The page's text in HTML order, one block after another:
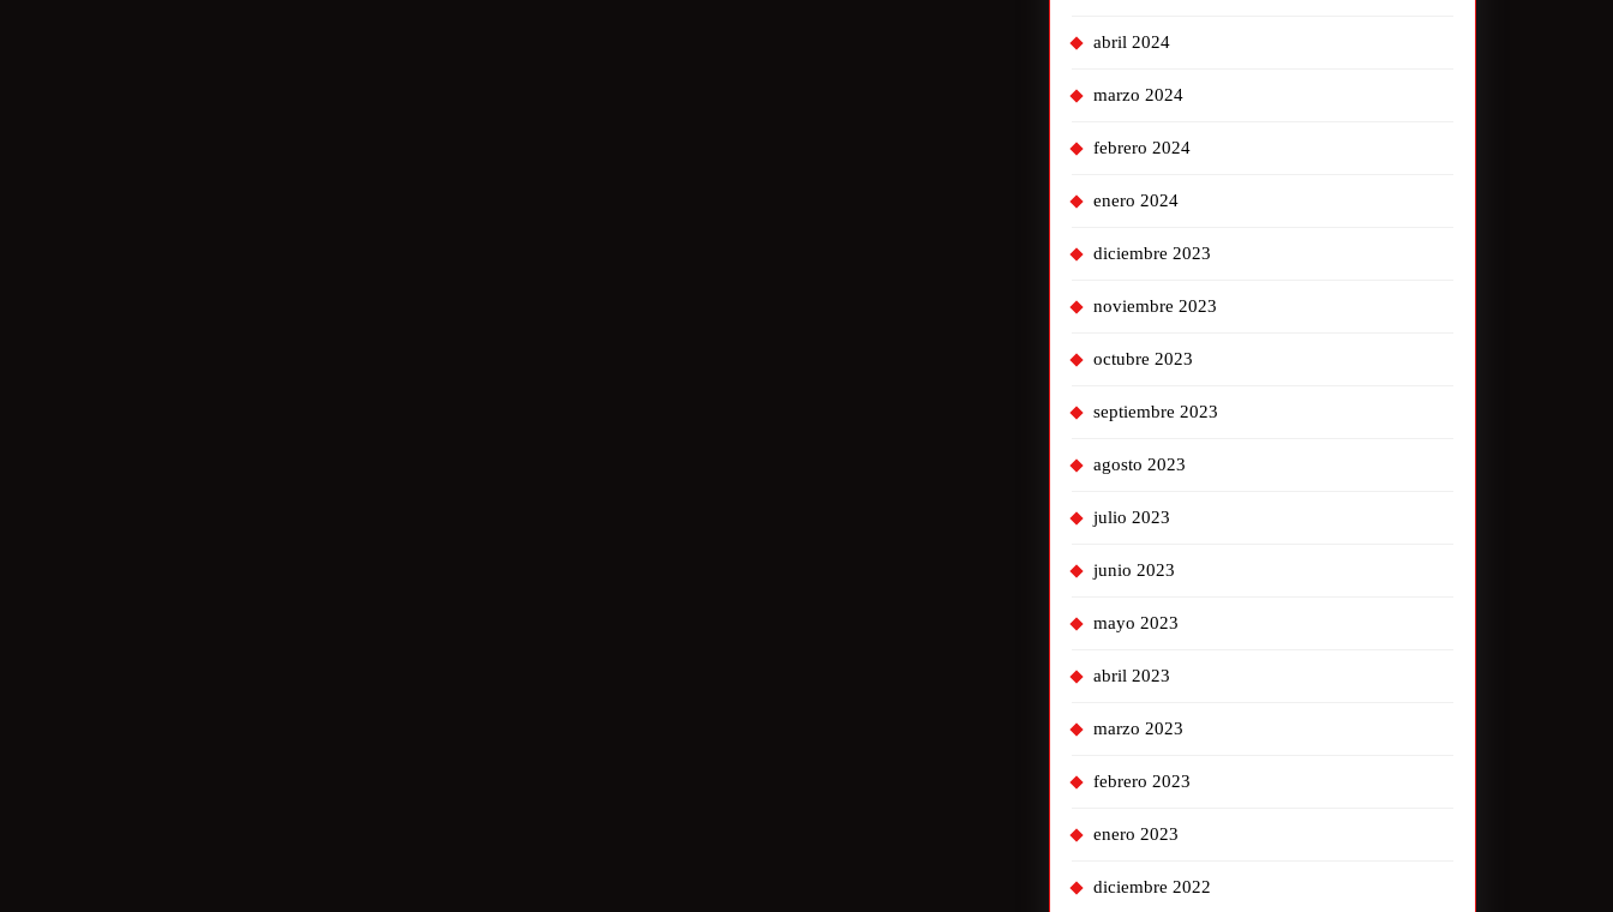
abril 2024
marzo 2024
febrero 2024
enero 2024
diciembre 2023
noviembre 2023
octubre 2023
septiembre 2023
agosto 2023
julio 2023
junio 2023
mayo 2023
abril 2023
marzo 2023
febrero 2023
enero 2023
diciembre 2022